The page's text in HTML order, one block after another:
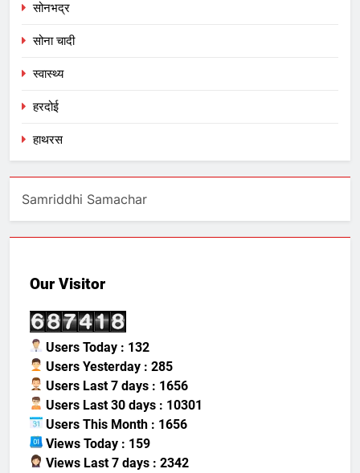
सोनभद्र
सोना चादी
स्वास्थ्य
हरदोई
हाथरस
Samriddhi Samachar
Our Visitor
Users Today : 132
Users Yesterday : 285
Users Last 7 days : 1656
Users Last 30 days : 10301
Users This Month : 1656
Views Today : 159
Views Last 7 days : 2342